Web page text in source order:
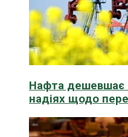
Нафта дешевшає
надіях щодо